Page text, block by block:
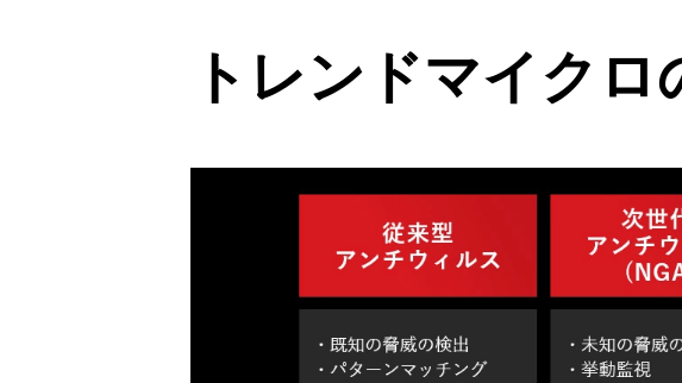
トレンドマイク